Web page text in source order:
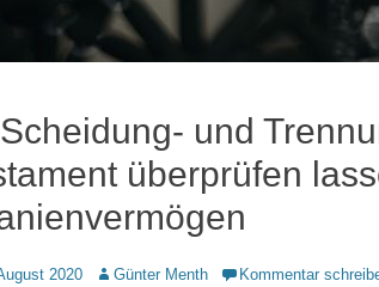
und
überprüfen
2020 AutorGünter Menth Kommentar